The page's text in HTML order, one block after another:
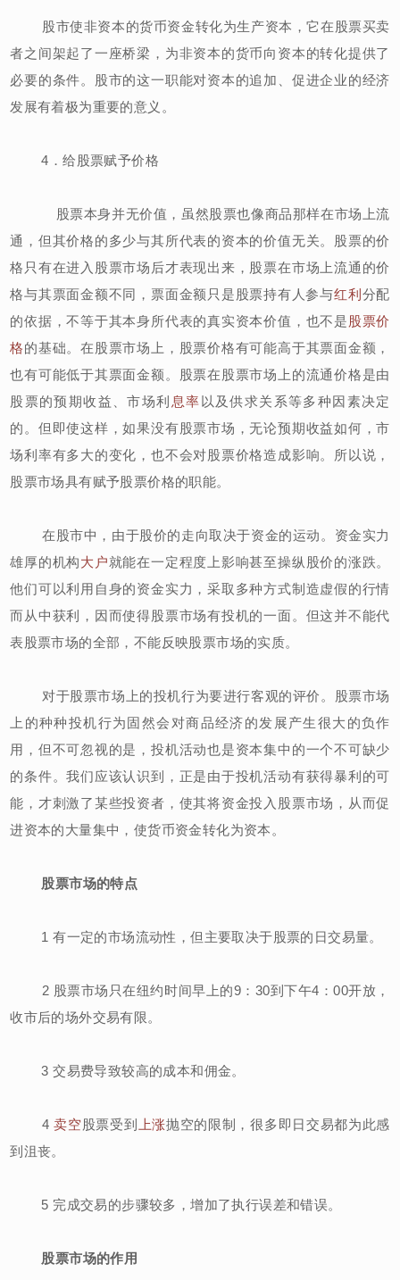
股市使非资本的货币资金转化为生产资本，它在股票买卖
者之间架起了一座桥梁，为非资本的货币向资本的转化提供了
必要的条件。股市的这一职能对资本的追加、促进企业的经济
发展有着极为重要的意义。
4．给股票赋予价格
股票本身并无价值，虽然股票也像商品那样在市场上流
通，但其价格的多少与其所代表的资本的价值无关。股票的价
格只有在进入股票市场后才表现出来，股票在市场上流通的价
格与其票面金额不同，票面金额只是股票持有人参与红利 分配
的依据，不等于其本身所代表的真实资本价值，也不是 股票价
格的基础。在股票市场上，股票价格有可能高于其票面金额，
也有可能低于其票面金额。股票在股票市场上的流通价格是由
股票的预期收益、市场利 息率 以及供求关系等多种因素决定
的。但即使这样，如果没有股票市场，无论预期收益如何，市
场利率有多大的变化，也不会对股票价格造成影响。所以说，
股票市场具有赋予股票价格的职能。
在股市中，由于股价的走向取决于资金的运动。资金实力
雄厚的机构大户就能在一定程度上影响甚至操纵股价的涨跌。
他们可以利用自身的资金实力，采取多种方式制造虚假的行情
而从中获利，因而使得股票市场有投机的一面。但这并不能代
表股票市场的全部，不能反映股票市场的实质。
对于股票市场上的投机行为要进行客观的评价。股票市场
上的种种投机行为固然会对商品经济的发展产生很大的负作
用，但不可忽视的是，投机活动也是资本集中的一个不可缺少
的条件。我们应该认识到，正是由于投机活动有获得暴利的可
能，才刺激了某些投资者，使其将资金投入股票市场，从而促
进资本的大量集中，使货币资金转化为资本。
股票市场的特点
1 有一定的市场流动性，但主要取决于股票的日交易量。
2 股票市场只在纽约时间早上的9：30到下午4：00开放，
收市后的场外交易有限。
3 交易费导致较高的成本和佣金。
4卖空股票受到 上涨抛空的限制，很多即日交易都为此感
到沮丧。
5 完成交易的步骤较多，增加了执行误差和错误。
股票市场的作用